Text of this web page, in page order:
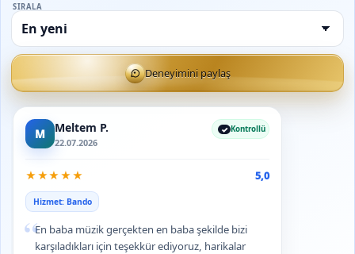
SIRALA
Deneyimini paylaş
M Meltem P.
22.07.2026
Kontrollü
★★★★★ 5,0
Hizmet: Bando
“En baba müzik gerçekten en baba şekilde bizi
karşıladıkları için teşekkür ediyoruz, harikalar